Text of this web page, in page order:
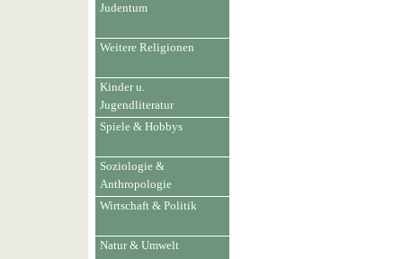
Judentum
Weitere Religionen
Kinder u.
Jugendliteratur
Spiele & Hobbys
Soziologie &
Anthropologie
Wirtschaft & Politik
Natur & Umwelt